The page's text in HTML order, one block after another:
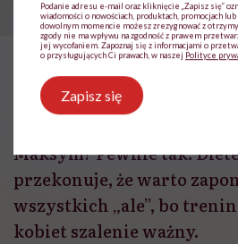
„No, poszłabym na tę
Poszłabym, ale nie mam
Maksym? Pewnie tak.
przekonuje, że warto
wszystkich „ale”, bo
kobiet szalenie ważny.
Podanie adresu e-mail oraz kliknięcie „Zapisz się”
wiadomości o nowościach, produktach, promocjach
dowolnym momencie możesz zrezygnować z
zgody nie ma wpływu na zgodność z prawem
jej wycofaniem. Zapoznaj się z informacjami o
o przysługujących Ci prawach, w naszej Polityce
Zapisz się